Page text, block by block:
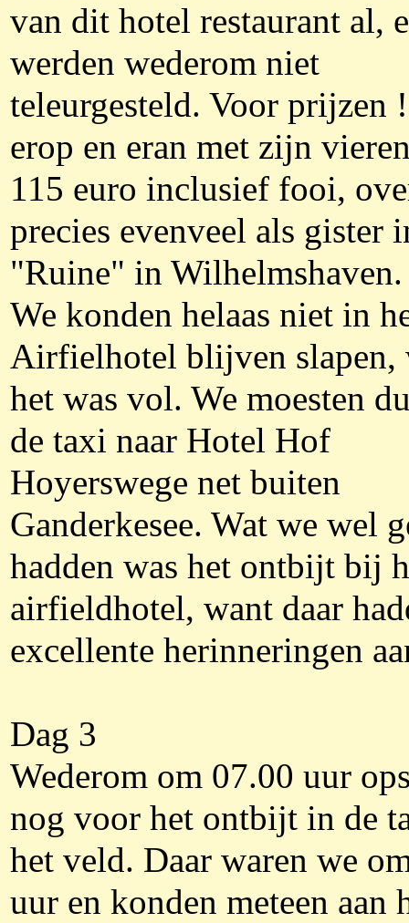
van dit hotel restaurant al,
werden wederom niet
teleurgesteld. Voor prijzen
erop en eran met zijn
115 euro inclusief fooi,
precies evenveel als gister
"Ruine" in Wilhelmshaven.
We konden helaas niet in
Airfielhotel blijven slapen,
het was vol. We moesten
de taxi naar Hotel Hof
Hoyerswege net buiten
Ganderkesee. Wat we wel
hadden was het ontbijt bij
airfieldhotel, want daar
excellente herinneringen
Dag 3
Wederom om 07.00 uur
nog voor het ontbijt in de
het veld. Daar waren we
uur en konden meteen aan